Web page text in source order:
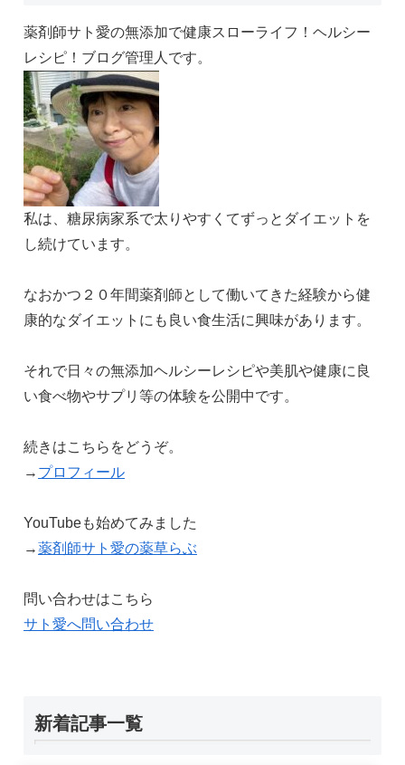
薬剤師サト愛の無添加で健康スローライフ！ヘルシー
レシピ！ブログ管理人です。
私は、糖尿病家系で太りやすくてずっとダイエットを
し続けています。
なおかつ２０年間薬剤師として働いてきた経験から健
康的なダイエットにも良い食生活に興味があります。
それで日々の無添加ヘルシーレシピや美肌や健康に良
い食べ物やサプリ等の体験を公開中です。
続きはこちらをどうぞ。
→ プロフィール
YouTubeも始めてみました
→薬剤師サト愛の薬草らぶ
問い合わせはこちら
サト愛へ問い合わせ
新着記事一覧